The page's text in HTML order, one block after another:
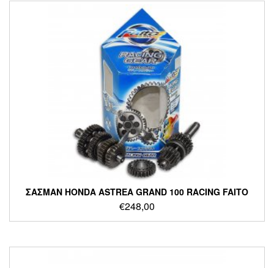
ΣΑΣΜΑΝ HONDA ASTREA GRAND 100 RACING FAITO
€248,00